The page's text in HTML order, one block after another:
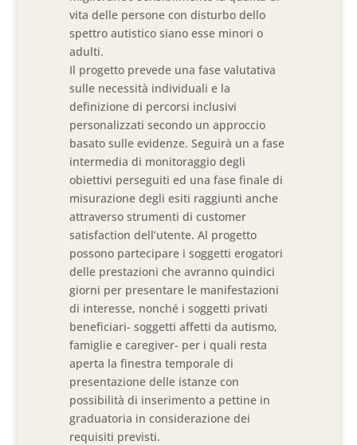
vita delle persone con disturbo dello
spettro autistico siano esse minori o
adulti.
Il progetto prevede una fase valutativa
sulle necessità individuali e la
definizione di percorsi inclusivi
personalizzati secondo un approccio
basato sulle evidenze. Seguirà un a fase
intermedia di monitoraggio degli
obiettivi perseguiti ed una fase finale di
misurazione degli esiti raggiunti anche
attraverso strumenti di customer
satisfaction dell’utente. Al progetto
possono partecipare i soggetti erogatori
delle prestazioni che avranno quindici
giorni per presentare le manifestazioni
di interesse, nonché i soggetti privati
beneficiari- soggetti affetti da autismo,
famiglie e caregiver- per i quali resta
aperta la finestra temporale di
presentazione delle istanze con
possibilità di inserimento a pettine in
graduatoria in considerazione dei
requisiti previsti.